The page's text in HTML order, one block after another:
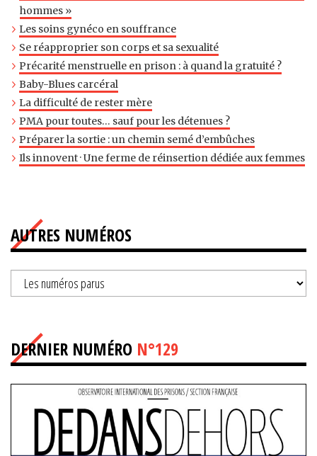
hommes »
Les soins gynéco en souffrance
Se réapproprier son corps et sa sexualité
Précarité menstruelle en prison : à quand la gratuité ?
Baby-Blues carcéral
La difficulté de rester mère
PMA pour toutes… sauf pour les détenues ?
Préparer la sortie : un chemin semé d’embûches
Ils innovent · Une ferme de réinsertion dédiée aux femmes
AUTRES NUMÉROS
DERNIER NUMÉRO N°129